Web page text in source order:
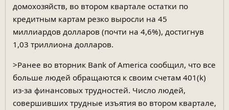
домохозяйств, во втором квартале остатки по
кредитным картам резко выросли на 45
миллиардов долларов (почти на 4,6%), достигнув
1,03 триллиона долларов.
>Ранее во вторник Bank of America сообщил, что все
больше людей обращаются к своим счетам 401(k)
из-за финансовых трудностей. Число людей,
совершивших трудные изъятия во втором квартале,